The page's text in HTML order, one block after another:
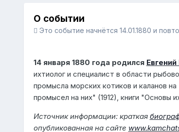
О событии
Это событие начнётся 14.01.1880 и
14 января 1880 года родился
ихтиолог и специалист в области
промысла морских котиков и каланов
промысел на них" (1912), книги "Основы
Источник информации: краткая
опубликованная на сайте